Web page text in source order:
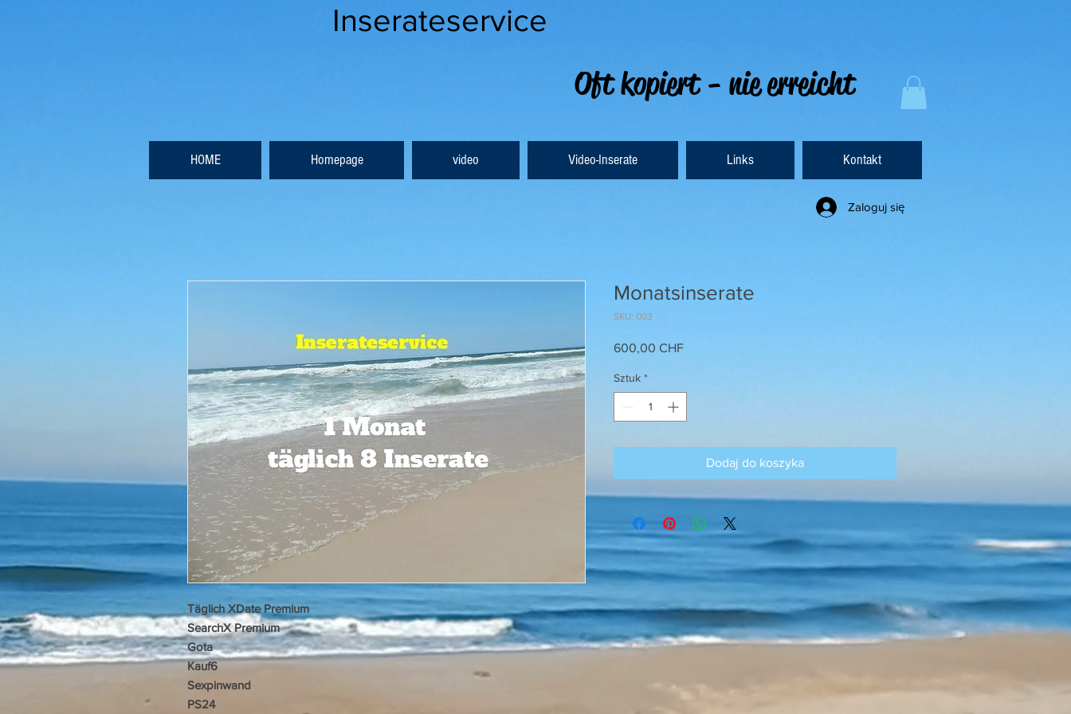
Inserateservice
Oft kopiert - nie erreicht
HOME Homepage video Video-Inserate Links Kontakt
Zaloguj się
Täglich XDate Premium
SearchX Premium
Gota
Kauf6
Sexpinwand
PS24
Monatsinserate
SKU: 003
600,00 CHFCena
Sztuk *
Dodaj do koszyka